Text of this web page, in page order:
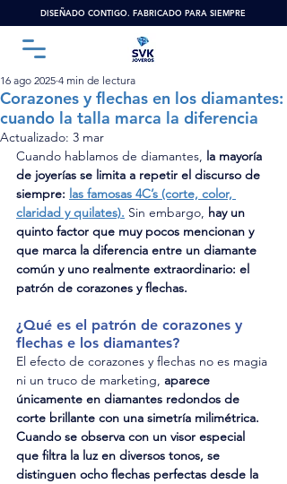
DISEÑADO CONTIGO. FABRICADO PARA SIEMPRE
Corazones y flechas en los diamantes:
cuando la talla marca la diferencia
16 ago 2025 4 min de lectura
Actualizado: 3 mar
Cuando hablamos de diamantes, la mayoría
de joyerías se limita a repetir el discurso de
siempre: las famosas 4C’s (corte, color,
claridad y quilates). Sin embargo, hay un
quinto factor que muy pocos mencionan y
que marca la diferencia entre un diamante
común y uno realmente extraordinario: el
patrón de corazones y flechas.
¿Qué es el patrón de corazones y
flechas e los diamantes?
El efecto de corazones y flechas no es magia
ni un truco de marketing, aparece
únicamente en diamantes redondos de
corte brillante con una simetría milimétrica.
Cuando se observa con un visor especial
que filtra la luz en diversos tonos, se
distinguen ocho flechas perfectas desde la